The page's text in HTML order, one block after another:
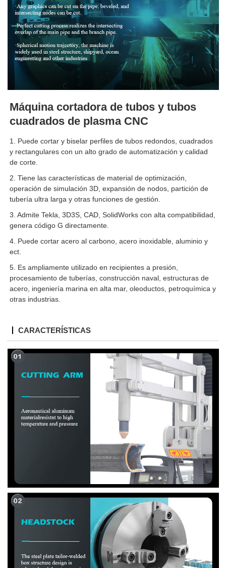
Máquina cortadora de tubos y tubos
cuadrados de plasma CNC
1. Puede cortar y biselar perfiles de tubos redondos, cuadrados
y rectangulares con un alto grado de automatización y calidad
de corte.
2. Tiene las características de material de optimización,
operación de simulación 3D, expansión de nodos, partición de
tubería ultra larga y otras funciones de gestión.
3. Admite Tekla, 3D3S, CAD, SolidWorks con alta compatibilidad,
genera código G directamente.
4. Puede cortar acero al carbono, acero inoxidable, aluminio y
ect.
5. Es ampliamente utilizado en recipientes a presión,
procesamiento de tuberías, construcción naval, estructuras de
acero, ingeniería marina en alta mar, oleoductos, petroquímica y
otras industrias.
CARACTERÍSTICAS